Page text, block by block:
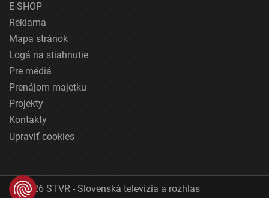
E-SHOP
Reklama
Mapa stránok
Logá na stiahnutie
Pre médiá
Prenájom majetku
Projekty
Kontakty
Upraviť cookies
© 2026 STVR - Slovenská televízia a rozhlas